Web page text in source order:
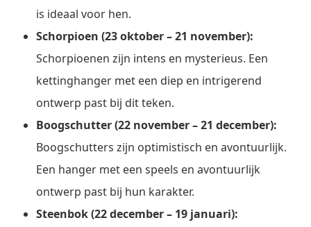
is ideaal voor hen.
Schorpioen (23 oktober – 21 november):
Schorpioenen zijn intens en mysterieus. Een
kettinghanger met een diep en intrigerend
ontwerp past bij dit teken.
Boogschutter (22 november – 21 december):
Boogschutters zijn optimistisch en avontuurlijk.
Een hanger met een speels en avontuurlijk
ontwerp past bij hun karakter.
Steenbok (22 december – 19 januari):